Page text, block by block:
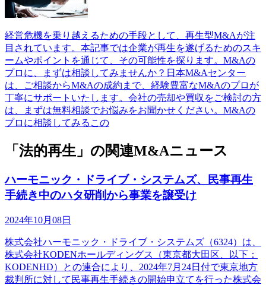
経営危機を乗り越えるための手段として、再生型M&Aが注
目されています。本記事では企業が再生を遂げるためのスキ
ームやポイントを通じて、その可能性を探ります。M&Aの
プロに、まずは相談してみませんか？日本M&Aセンター
は、ご相談からM&Aの成約まで、経験豊富なM&Aのプロが
丁寧にサポートいたします。会社の売却や買収をご検討の方
は、まずは無料相談でお悩みをお聞かせください。M&Aの
プロに相談してみるこの
「法的再生」の関連M&Aニュース
ハーモニック・ドライブ・システムズ、民事再生
手続き中のハタ研削から事業を譲受け
2024年10月08日
株式会社ハーモニック・ドライブ・システムズ（6324）は、
株式会社KODENホールディングス（東京都大田区、以下：
KODENHD）との連合により、2024年7月24日付で東京地方
裁判所に対して民事再生手続きの開始申立てを行った株式会